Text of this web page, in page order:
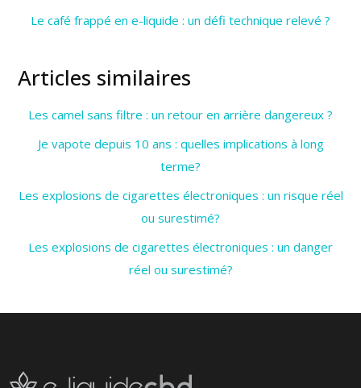
Le café frappé en e-liquide : un défi technique relevé ?
Articles similaires
Les camel sans filtre : un retour en arrière dangereux ?
Je vapote depuis 10 ans : quelles implications à long
terme?
Les explosions de cigarettes électroniques : un risque réel
ou surestimé?
Les explosions de cigarettes électroniques : un danger
réel ou surestimé?